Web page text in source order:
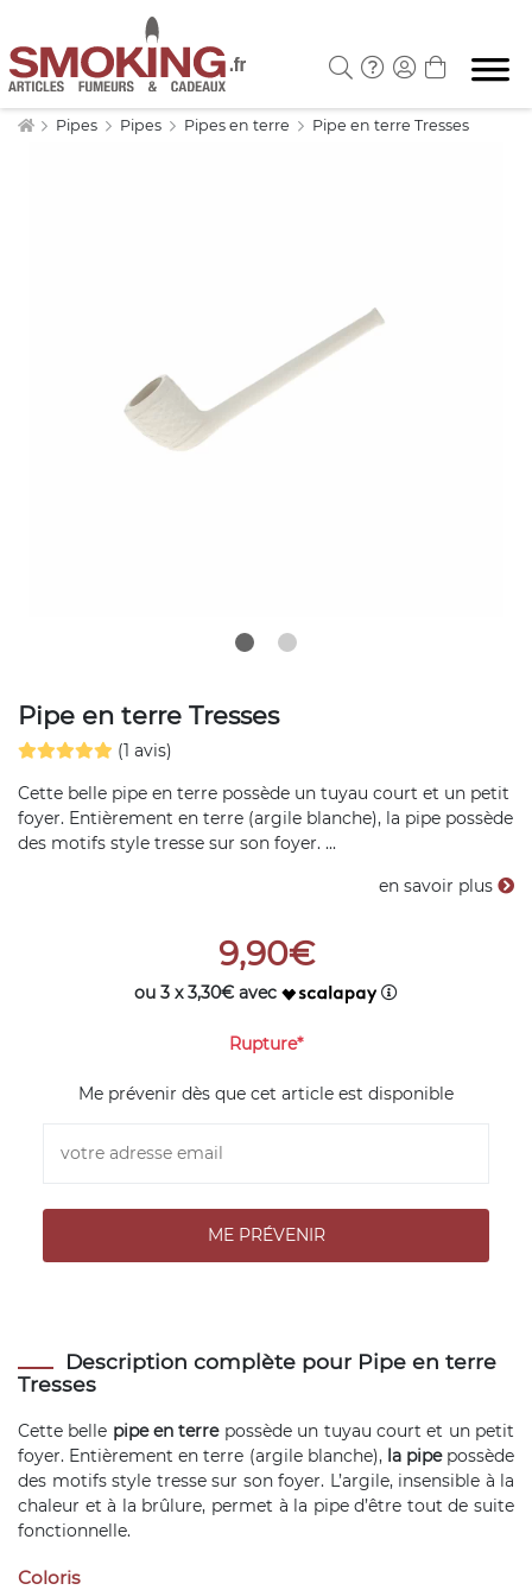
Pipes Pipes Pipes en terre Pipe en terre Tresses
Pipe en terre Tresses
(1 avis)
Cette belle pipe en terre possède un tuyau court et un petit
foyer. Entièrement en terre (argile blanche), la pipe possède
des motifs style tresse sur son foyer. ...
en savoir plus
9,90€
ou 3 x 3,30€ avec
Rupture*
Me prévenir dès que cet article est disponible
Description complète pour Pipe en terre
Tresses
Cette belle pipe en terrepossède un tuyau court et un petit
foyer. Entièrement en terre (argile blanche), la pipepossède
des motifs style tresse sur son foyer. L’argile, insensible à la
chaleur et à la brûlure, permet à la pipe d’être tout de suite
fonctionnelle.
Coloris